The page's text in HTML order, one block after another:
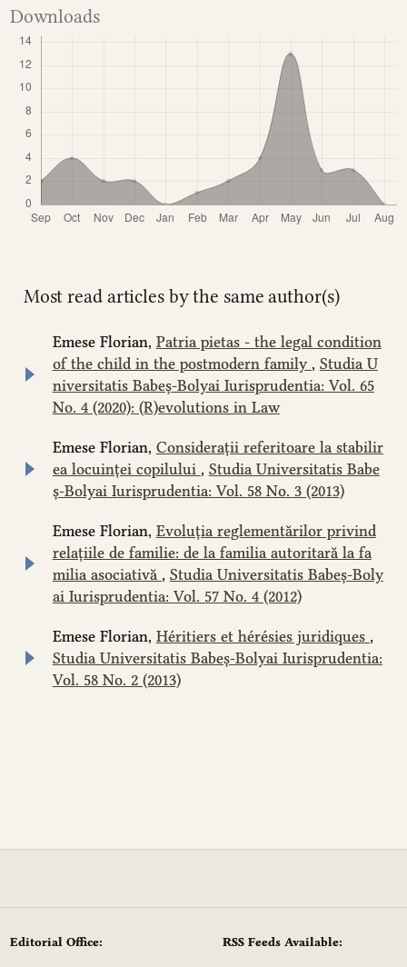
Downloads
Most read articles by the same author(s)
Emese Florian, Patria pietas - the legal condition
of the child in the postmodern family , Studia U
niversitatis Babeș-Bolyai Iurisprudentia: Vol. 65
No. 4 (2020): (R)evolutions in Law
Emese Florian, Considerații referitoare la stabilir
ea locuinței copilului , Studia Universitatis Babe
ș-Bolyai Iurisprudentia: Vol. 58 No. 3 (2013)
Emese Florian, Evoluția reglementărilor privind
relațiile de familie: de la familia autoritară la fa
milia asociativă , Studia Universitatis Babeș-Boly
ai Iurisprudentia: Vol. 57 No. 4 (2012)
Emese Florian, Héritiers et hérésies juridiques ,
Studia Universitatis Babeș-Bolyai Iurisprudentia:
Vol. 58 No. 2 (2013)
Editorial Office: RSS Feeds Available: